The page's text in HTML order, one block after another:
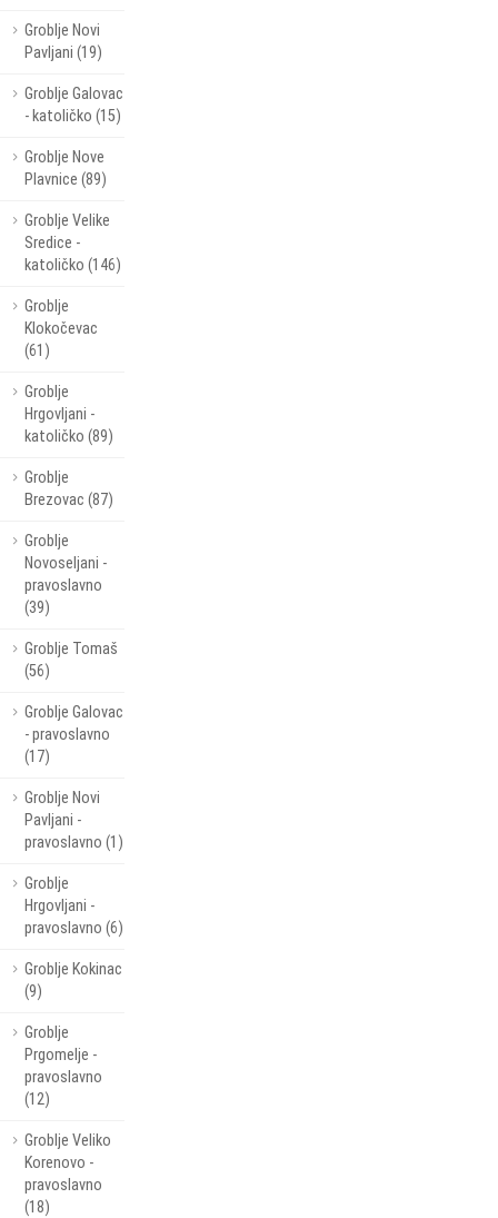
Groblje Novi
Pavljani (19)
Groblje Galovac
- katoličko (15)
Groblje Nove
Plavnice (89)
Groblje Velike
Sredice -
katoličko (146)
Groblje
Klokočevac
(61)
Groblje
Hrgovljani -
katoličko (89)
Groblje
Brezovac (87)
Groblje
Novoseljani -
pravoslavno
(39)
Groblje Tomaš
(56)
Groblje Galovac
- pravoslavno
(17)
Groblje Novi
Pavljani -
pravoslavno (1)
Groblje
Hrgovljani -
pravoslavno (6)
Groblje Kokinac
(9)
Groblje
Prgomelje -
pravoslavno
(12)
Groblje Veliko
Korenovo -
pravoslavno
(18)